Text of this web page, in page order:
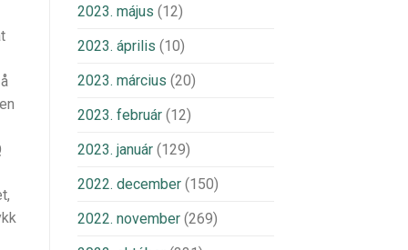
2023. május (12)
2023. április (10)
2023. március (20)
2023. február(12)
2023. január(129)
2022. december(150)
2022. november(269)